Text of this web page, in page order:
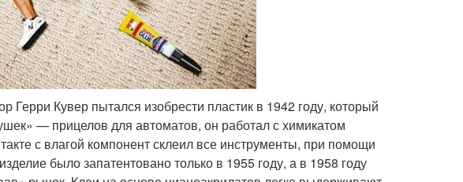
Герри Кувер пытался изобрести пластик в 1942 году, который
— прицелов для автоматов, он работал с химикатом
с влагой компонент склеил все инструменты, при помощи
было запатентовано только в 1955 году, а в 1958 году